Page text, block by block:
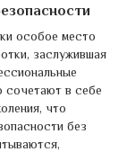
особое место
заслужившая
сочетают в себе
что
без